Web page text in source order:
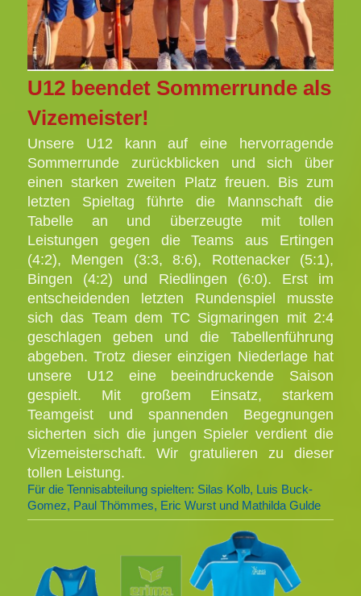
U12 beendet Sommerrunde als
Vizemeister!
Unsere U12 kann auf eine hervorragende
Sommerrunde zurückblicken und sich über
einen starken zweiten Platz freuen. Bis zum
letzten Spieltag führte die Mannschaft die
Tabelle an und überzeugte mit tollen
Leistungen gegen die Teams aus Ertingen
(4:2), Mengen (3:3, 8:6), Rottenacker (5:1),
Bingen (4:2) und Riedlingen (6:0). Erst im
entscheidenden letzten Rundenspiel musste
sich das Team dem TC Sigmaringen mit 2:4
geschlagen geben und die Tabellenführung
abgeben. Trotz dieser einzigen Niederlage hat
unsere U12 eine beeindruckende Saison
gespielt. Mit großem Einsatz, starkem
Teamgeist und spannenden Begegnungen
sicherten sich die jungen Spieler verdient die
Vizemeisterschaft.Wir gratulieren zu dieser
tollen Leistung.
Für die Tennisabteilung spielten: Silas Kolb, Luis Buck-
Gomez, Paul Thömmes, Eric Wurst und Mathilda Gulde